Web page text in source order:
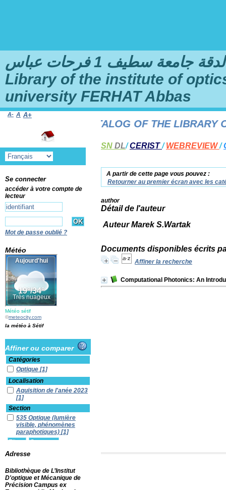
سطيف 1 فرحات عباس
Library of the institute of
university FERHAT Abbas
SN DL/CERIST/WEBREVIEW/
A partir de cette page vous pouvez :
Retourner au premier écran avec les
author
Détail de l'auteur
Auteur Marek S.Wartak
Documents disponibles écrits
Affiner la recherche
Computational Photonics: An
THE ONLINE CATALOG OF THE LIBRARY
A- A A+
Se connecter
accéder à votre compte de
lecteur
Mot de passe oublié ?
Météo
Météo sétif
©meteocity.com
la météo à Sétif
Affiner ou comparer
Catégories
Optique [1]
Localisation
Aquisition de l'anée 2023
[1]
Section
535 Optique (lumière
visible, phénomènes
paraphotiques) [1]
Adresse
Bibliothèque de L’Institut
D'optique et Mécanique de
Précision Campus ex